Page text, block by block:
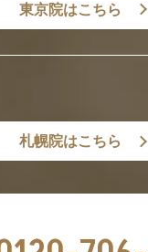
東京院はこちら
札幌院はこちら